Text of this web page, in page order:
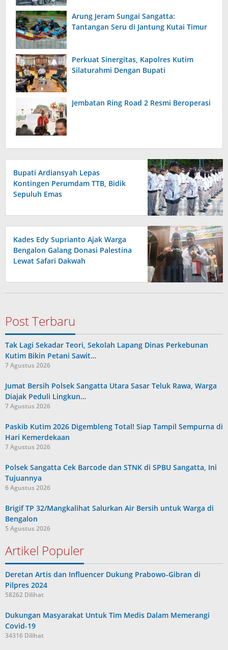
Arung Jeram Sungai Sangatta:
Tantangan Seru di Jantung Kutai Timur
Perkuat Sinergitas, Kapolres Kutim
Silaturahmi Dengan Bupati
Jembatan Ring Road 2 Resmi Beroperasi
Bupati Ardiansyah Lepas
Kontingen Perumdam TTB, Bidik
Sepuluh Emas
Kades Edy Suprianto Ajak Warga
Bengalon Galang Donasi Palestina
Lewat Safari Dakwah
Post Terbaru
Tak Lagi Sekadar Teori, Sekolah Lapang Dinas Perkebunan
Kutim Bikin Petani Sawit…
7 Agustus 2026
Jumat Bersih Polsek Sangatta Utara Sasar Teluk Rawa, Warga
Diajak Peduli Lingkun…
7 Agustus 2026
Paskib Kutim 2026 Digembleng Total! Siap Tampil Sempurna di
Hari Kemerdekaan
7 Agustus 2026
Polsek Sangatta Cek Barcode dan STNK di SPBU Sangatta, Ini
Tujuannya
6 Agustus 2026
Brigif TP 32/Mangkalihat Salurkan Air Bersih untuk Warga di
Bengalon
5 Agustus 2026
Artikel Populer
Deretan Artis dan Influencer Dukung Prabowo-Gibran di
Pilpres 2024
58262 Dilihat
Dukungan Masyarakat Untuk Tim Medis Dalam Memerangi
Covid-19
34316 Dilihat